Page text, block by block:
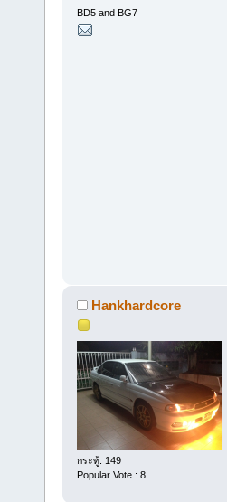
BD5 and BG7
Hankhardcore
กระทู้: 149
Popular Vote : 8